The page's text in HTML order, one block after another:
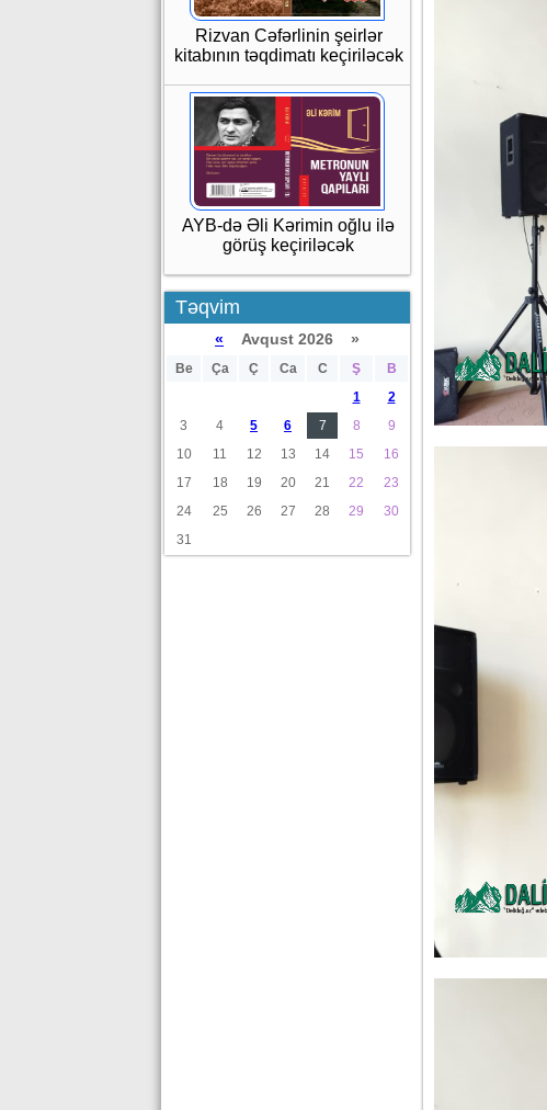
Rizvan Cəfərlinin şeirlər
kitabının təqdimatı keçiriləcək
AYB-də Əli Kərimin oğlu ilə
görüş keçiriləcək
Təqvim
« Avqust 2026 »
Be Ça Ç Ca C Ş
B
1
2
3
4 5 6 7 8
9
10
11 12 13 14 15
16
17
18 19 20 21 22
23
24
25 26 27 28 29
30
31